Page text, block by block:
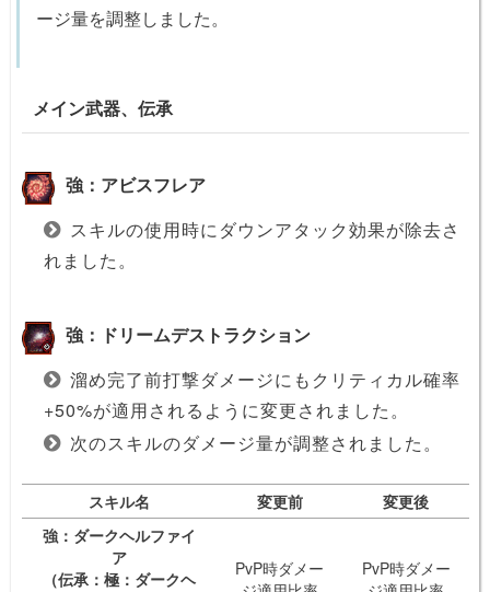
ージ量を調整しました。
メイン武器、伝承
強：アビスフレア
スキルの使用時にダウンアタック効果が除去さ
れました。
強：ドリームデストラクション
溜め完了前打撃ダメージにもクリティカル確率
+50%が適用されるように変更されました。
次のスキルのダメージ量が調整されました。
スキル名 変更前
変更後
強：ダークヘルファイ
ア
（伝承：極：ダークヘ
PvP時ダメー
PvP時ダメー